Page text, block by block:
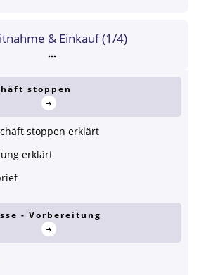
& Einkauf (1/4)
stoppen
stoppen erklärt
erklärt
- Vorbereitung